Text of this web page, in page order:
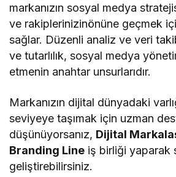
markanızın sosyal medya
ve rakiplerinizinönüne geçmek
sağlar. Düzenli analiz ve veri
ve tutarlılık, sosyal medya
etmenin anahtar unsurlarıdır.
Markanızın dijital dünyadaki
seviyeye taşımak için uzman
düşünüyorsanız, Dijital
Branding Line iş birliği yaparak
geliştirebilirsiniz.